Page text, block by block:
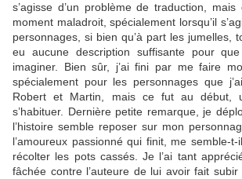
s’agisse d’un problème de traduction,
moment maladroit, spécialement lorsqu’il
personnages, si bien qu’à part les jumelles,
eu aucune description suffisante pour
imaginer. Bien sûr, j’ai fini par me faire
spécialement pour les personnages que
Robert et Martin, mais ce fut au début,
s’habituer. Dernière petite remarque, je
l’histoire semble reposer sur mon
l’amoureux passionné qui finit, me semble-
récolter les pots cassés. Je l’ai tant
fâchée contre l’auteure de lui avoir fait